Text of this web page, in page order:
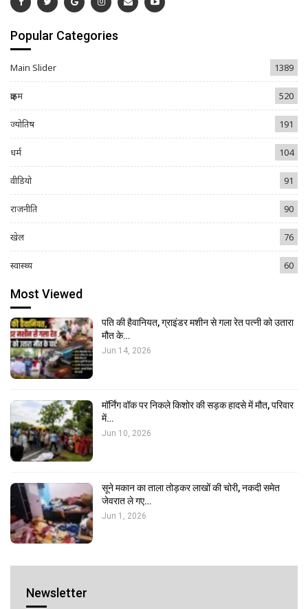
Popular Categories
Main Slider 1389
क्राइम 520
ज्योतिष 191
धर्म 104
वीडियो 91
राजनीति 90
खेल 76
स्वास्थ्य 60
Most Viewed
पति की हैवानियत, ग्राइंडर मशीन से गला रेत पत्नी को उतारा
मौत के…
Jun 14, 2026
मॉर्निंग वॉक पर निकले किशोर की सड़क हादसे में मौत, परिवार
में…
Jun 10, 2026
सूने मकान का ताला तोड़कर लाखों की चोरी, नकदी समेत
जेवरात ले गए…
Jun 1, 2026
Newsletter